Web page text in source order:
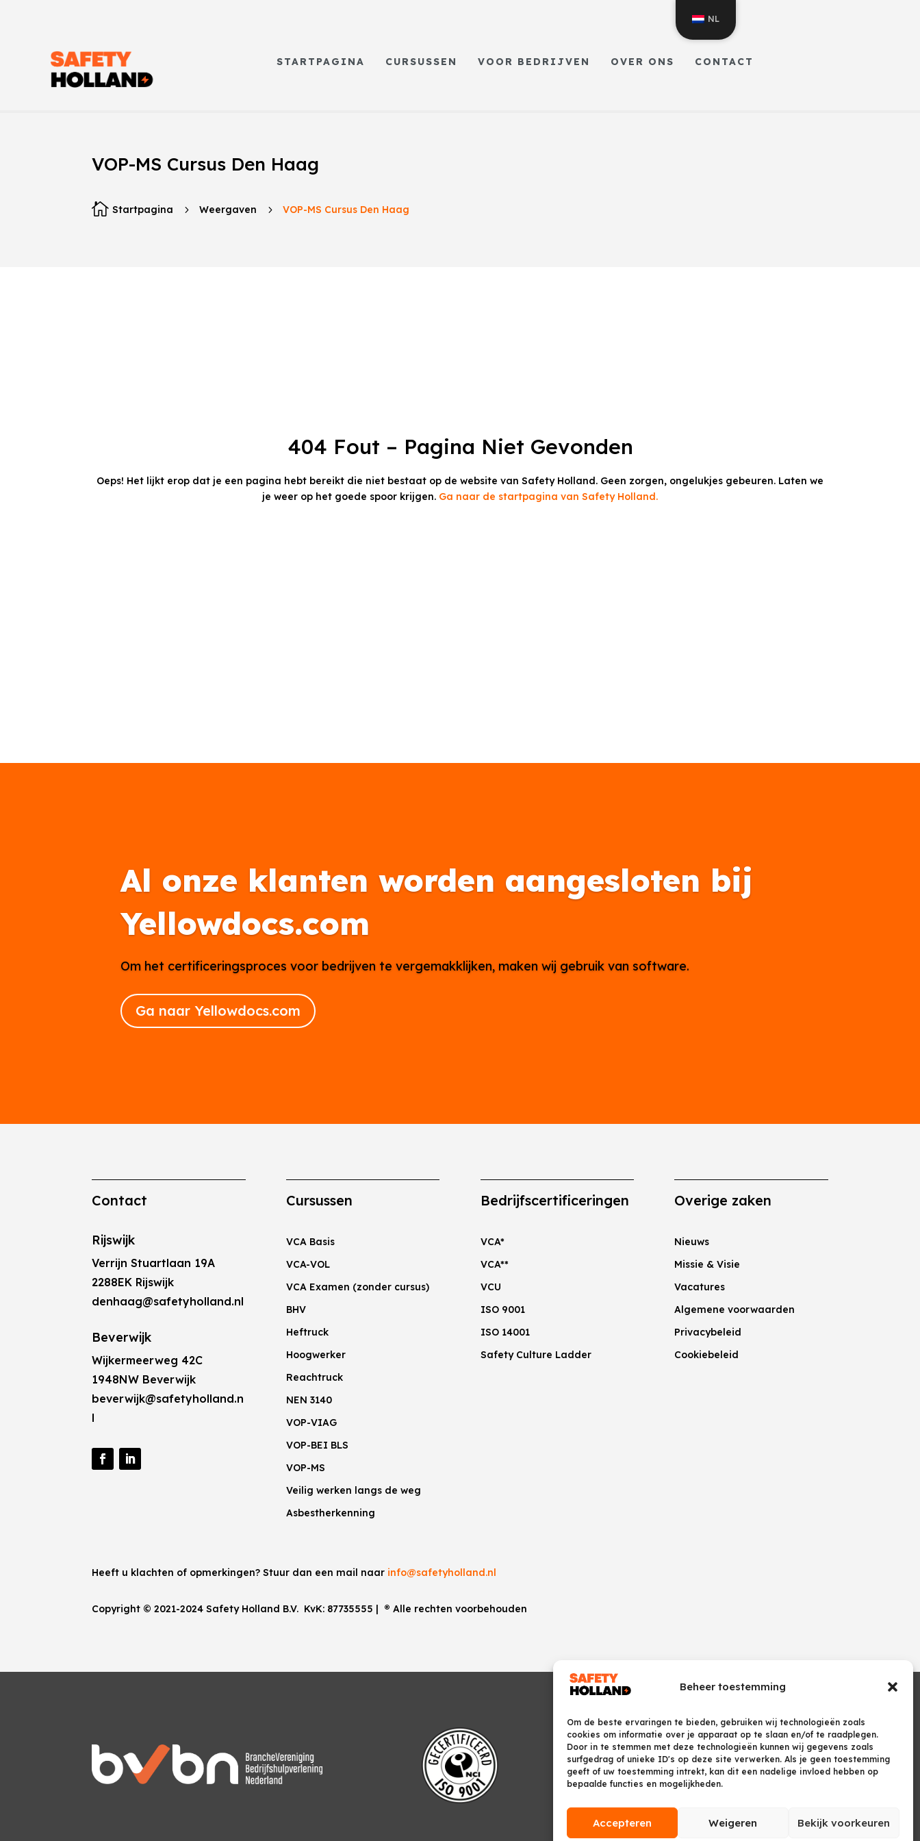
Beheer toestemming
Om de beste ervaringen te bieden, gebruiken wij technologieën zoals
cookies om informatie over je apparaat op te slaan en/of te raadplegen.
Door in te stemmen met deze technologieën kunnen wij gegevens zoals
surfgedrag of unieke ID's op deze site verwerken. Als je geen toestemming
geeft of uw toestemming intrekt, kan dit een nadelige invloed hebben op
bepaalde functies en mogelijkheden.
Accepteren Weigeren Bekijk voorkeuren
STARTPAGINA CURSUSSEN VOOR BEDRIJVEN OVER ONS CONTACT
VOP-MS Cursus Den Haag
 Startpagina 5 Weergaven 5 VOP-MS Cursus Den Haag
404 Fout – Pagina Niet Gevonden
Oeps! Het lijkt erop dat je een pagina hebt bereikt die niet bestaat op de website van Safety Holland. Geen zorgen, ongelukjes gebeuren. Laten we
je weer op het goede spoor krijgen. Ga naar de startpagina van Safety Holland.
Al onze klanten worden aangesloten bij
Yellowdocs.com
Om het certificeringsproces voor bedrijven te vergemakklijken, maken wij gebruik van software.
Ga naar Yellowdocs.com
Contact
Rijswijk
Verrijn Stuartlaan 19A
2288EK Rijswijk
denhaag@safetyholland.nl
Beverwijk
Wijkermeerweg 42C
1948NW Beverwijk
beverwijk@safetyholland.n
l
Cursussen
VCA Basis
VCA-VOL
VCA Examen (zonder cursus)
BHV
Heftruck
Hoogwerker
Reachtruck
NEN 3140
VOP-VIAG
VOP-BEI BLS
VOP-MS
Veilig werken langs de weg
Asbestherkenning
Bedrijfscertificeringen
VCA*
VCA**
VCU
ISO 9001
ISO 14001
Safety Culture Ladder
Overige zaken
Nieuws
Missie & Visie
Vacatures
Algemene voorwaarden
Privacybeleid
Cookiebeleid
Heeft u klachten of opmerkingen? Stuur dan een mail naar info@safetyholland.nl
Copyright © 2021-2024 Safety Holland B.V. KvK: 87735555 | ®Alle rechten voorbehouden
NL